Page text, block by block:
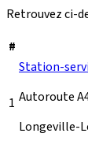
Retrouvez ci-
#
1
Station-
Autoroute
Longeville-